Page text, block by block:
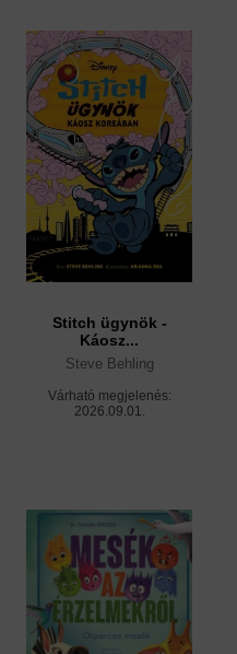
Stitch ügynök -
Káosz...
Steve Behling
Várható megjelenés:
2026.09.01.